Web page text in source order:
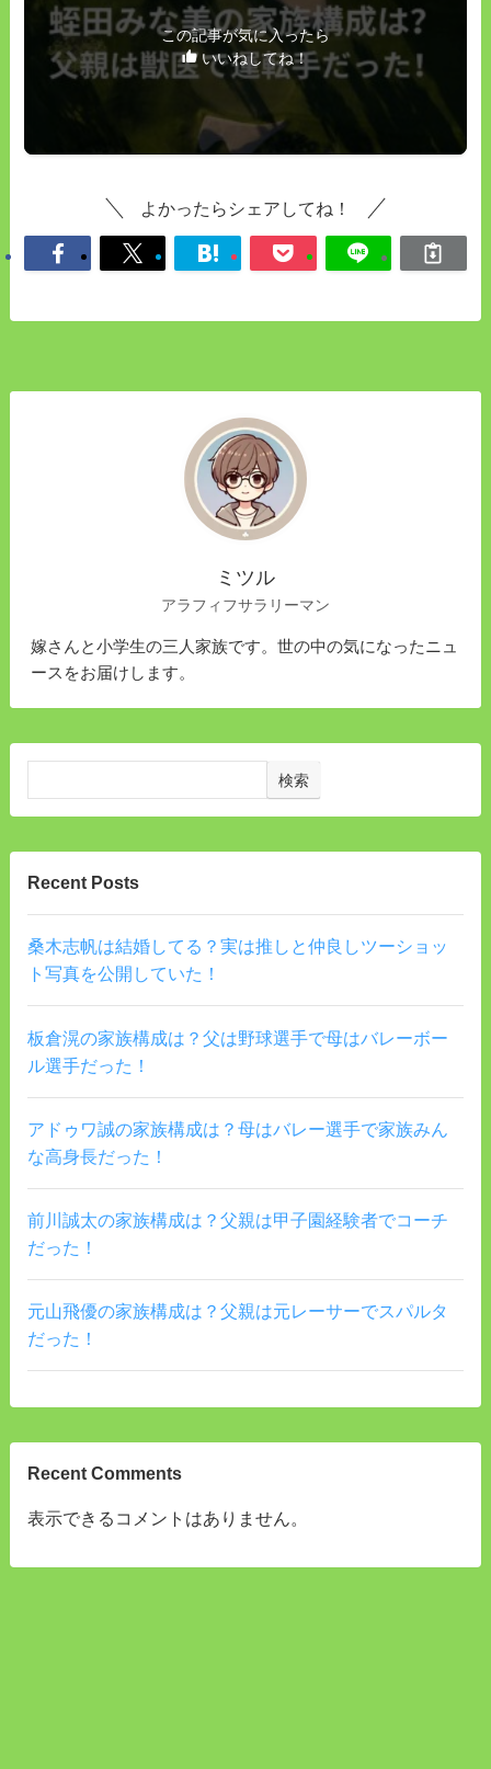
この記事が気に入ったら
いいねしてね！
よかったらシェアしてね！
ミツル
アラフィフサラリーマン
嫁さんと小学生の三人家族です。世の中の気になったニュ
ースをお届けします。
検索
Recent Posts
桑木志帆は結婚してる？実は推しと仲良しツーショッ
ト写真を公開していた！
板倉滉の家族構成は？父は野球選手で母はバレーボー
ル選手だった！
アドゥワ誠の家族構成は？母はバレー選手で家族みん
な高身長だった！
前川誠太の家族構成は？父親は甲子園経験者でコーチ
だった！
元山飛優の家族構成は？父親は元レーサーでスパルタ
だった！
Recent Comments
表示できるコメントはありません。